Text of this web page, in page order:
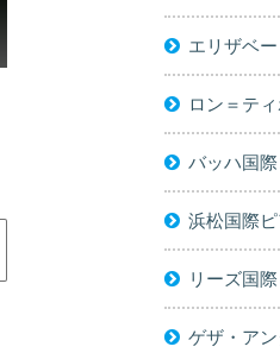
エリザベ
ロン＝テ
バッハ国
浜松国際
リーズ国
ゲザ・ア